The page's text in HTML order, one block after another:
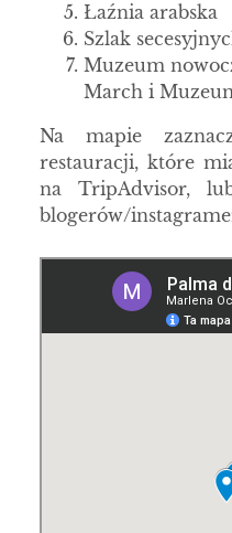
Łaźnia arabska
Szlak
Muzeum
March i
Na mapie
restauracji, które
na TripAdvisor,
blogerów/